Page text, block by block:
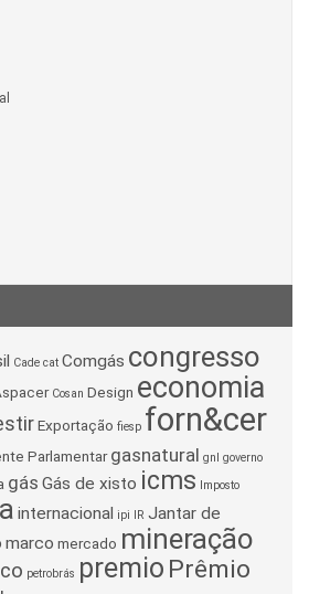
Cade cat Comgás congresso
Cosan Design economia
Exportação fiesp forn&cer
Parlamentar gasnatural gnl governo
gás Gás de xisto icms Imposto
internacional ipi IR Jantar de
marco mercado mineração
petrobrás premio Prêmio